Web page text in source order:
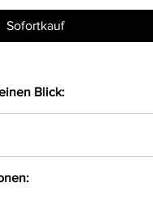
Sofortkauf
Blick: